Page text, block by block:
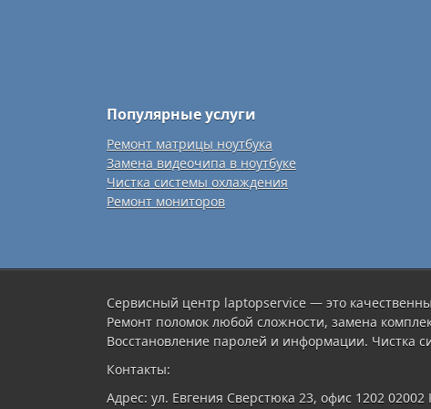
Популярные услуги
Ремонт матрицы ноутбука
Замена видеочипа в ноутбуке
Чистка системы охлаждения
Ремонт мониторов
Сервисный центр laptopservice — это
Ремонт поломок любой сложности, замена
Восстановление паролей и информации. Чистка
Контакты:
Адрес: ул. Евгения Сверстюка 23, офис 1202